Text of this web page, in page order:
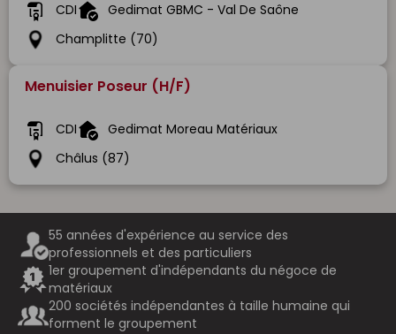
CDI
Gedimat GBMC - Val De Saône
Champlitte (70)
Menuisier Poseur (H/F)
CDI
Gedimat Moreau Matériaux
Châlus (87)
55 années d'expérience au service des
professionnels et des particuliers
1er groupement d'indépendants du négoce de
matériaux
200 sociétés indépendantes à taille humaine qui
forment le groupement